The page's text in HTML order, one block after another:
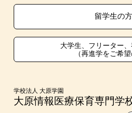
取得資格による特待生制度
クラブ特待生制度
吹奏楽部による特待生制度
デザインコンクール＆マンガコ
大学・短大・公務員併願制度
親族紹介制度
留学生の方
大学生、フリーター
（再進学をご希望
学校法人 大原学園
大原情報医療保育専門学